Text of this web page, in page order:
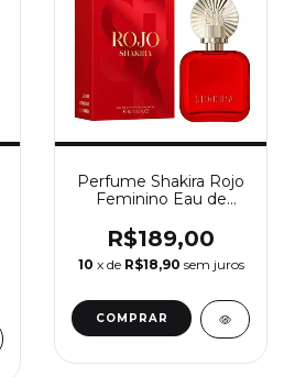
Perfume Shakira Rojo
Feminino Eau de
R$189,00
10 x de R$18,90 sem juros